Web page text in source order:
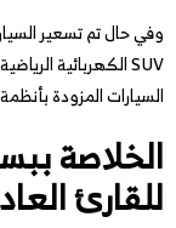
وفي حال تم تسعير
السيارات المزودة
الخلاصة
للقارئ